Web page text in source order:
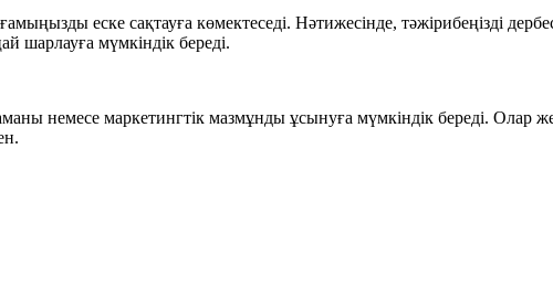
еске сақтауға көмектеседі. Нәтижесінде, тәжірибеңізді
шарлауға мүмкіндік береді.
немесе маркетингтік мазмұнды ұсынуға мүмкіндік береді.